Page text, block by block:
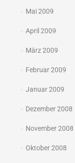
Mai 2009
April 2009
März 2009
Februar 2009
Januar 2009
Dezember 2008
November 2008
Oktober 2008